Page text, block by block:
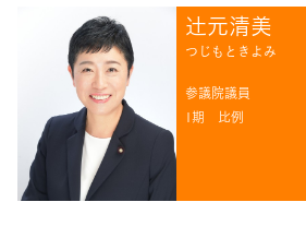
辻󠄀元清美
つじもときよみ
参議院議員
1期 比例